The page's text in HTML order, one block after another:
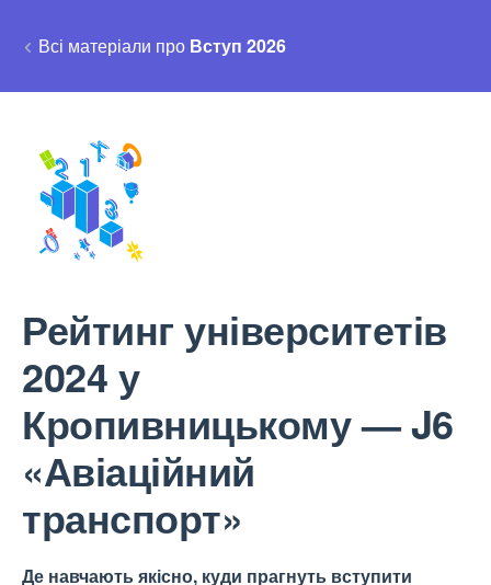
Всі матеріали про Вступ 2026
Рейтинг університетів
2024 у
Кропивницькому — J6
«Авіаційний
транспорт»
Де навчають якісно, куди прагнуть вступити